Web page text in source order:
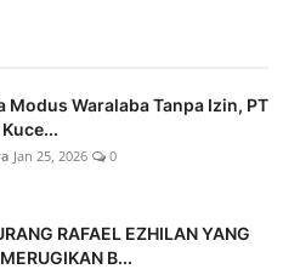
Modus Waralaba Tanpa Izin, PT
Jan 25, 2026 0
RAFAEL EZHILAN YANG
B...